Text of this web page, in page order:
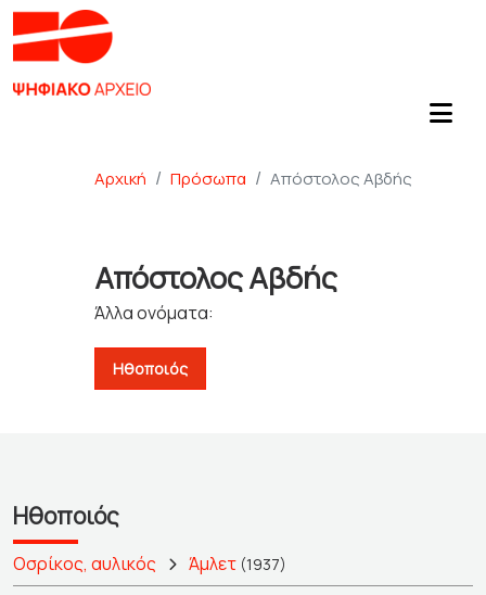
Αρχική Πρόσωπα Απόστολος Αβδής
Απόστολος Αβδής
Άλλα ονόματα:
Ηθοποιός
Ηθοποιός
Οσρίκος, αυλικός Άμλετ (1937)